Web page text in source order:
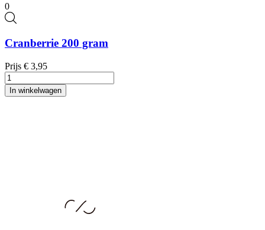
0
Cranberrie 200 gram
Prijs € 3,95
In winkelwagen